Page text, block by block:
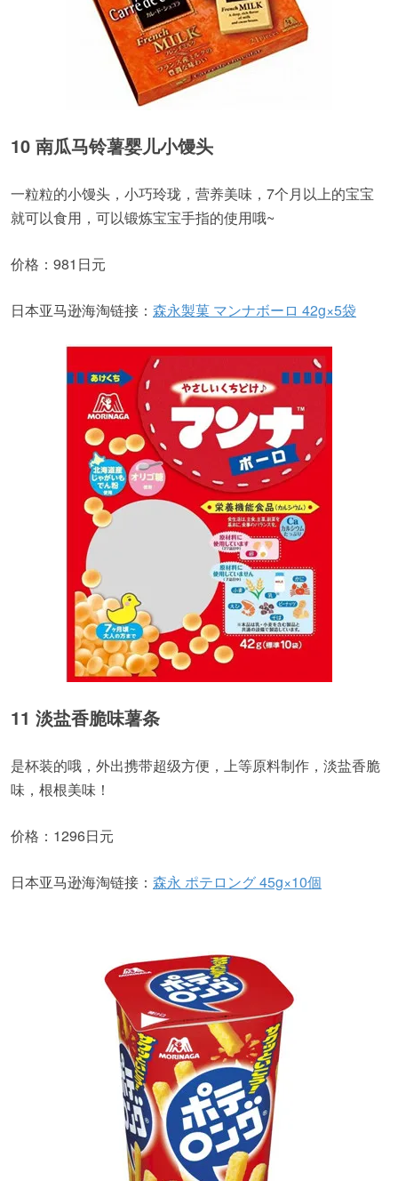
10 南瓜马铃薯婴儿小馒头
一粒粒的小馒头，小巧玲珑，营养美味，7个月以上的宝宝
就可以食用，可以锻炼宝宝手指的使用哦~
价格：981日元
日本亚马逊海淘链接： 森永製菓 マンナボーロ 42g×5袋
11 淡盐香脆味薯条
是杯装的哦，外出携带超级方便，上等原料制作，淡盐香脆
味，根根美味！
价格：1296日元
日本亚马逊海淘链接： 森永 ポテロング 45g×10個